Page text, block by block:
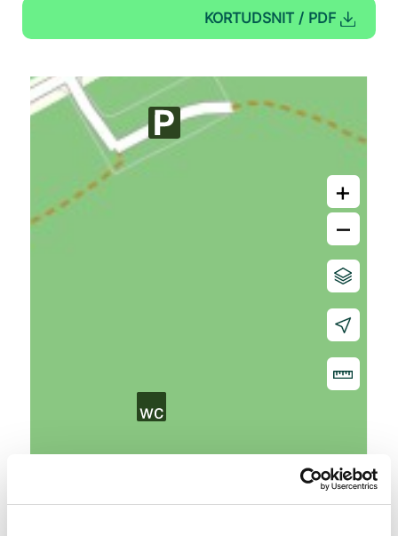
KORTUDSNIT / PDF
+
–